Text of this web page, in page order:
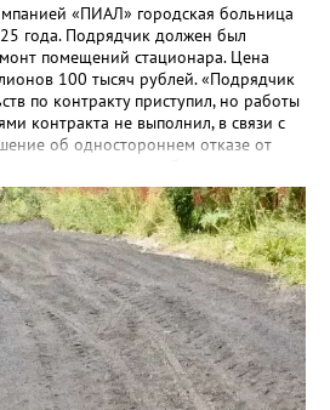
«ПИАЛ» городская больница
года. Подрядчик должен был
помещений стационара. Цена
100 тысяч рублей. «Подрядчик
по контракту приступил, но работы
контракта не выполнил, в связи с
об одностороннем отказе от
служба приняла
в реестр недобросовестных
уфимский подрядчик будет два